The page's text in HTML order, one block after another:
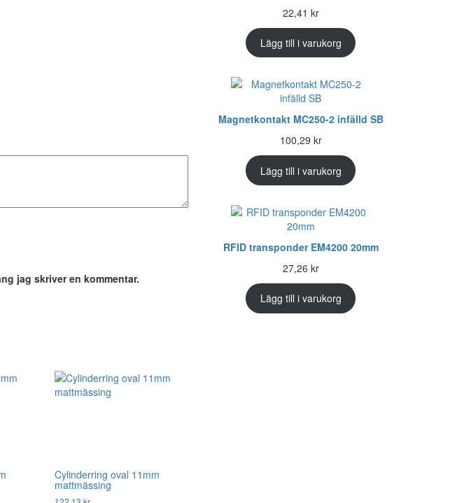
jag skriver en kommentar.
Cylinderring oval 11mm
mattmässing
22,41 kr
Lägg till i varukorg
Magnetkontakt MC250-2 infälld SB
100,29 kr
Lägg till i varukorg
RFID transponder EM4200 20mm
27,26 kr
Lägg till i varukorg